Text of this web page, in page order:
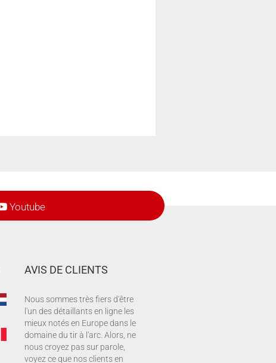
Youtube
AVIS DE CLIENTS
Nous sommes très fiers d'être
l'un des détaillants en ligne les
mieux notés en Europe dans le
domaine du tir à l'arc. Alors, ne
nous croyez pas sur parole,
voyez ce que nos clients en